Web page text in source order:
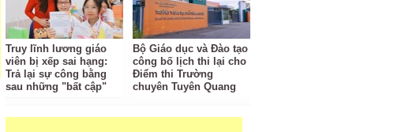
Truy lĩnh lương giáo
viên bị xếp sai hạng:
Trả lại sự công bằng
sau những "bất cập"
Bộ Giáo dục và Đào tạo
công bố lịch thi lại cho
Điểm thi Trường
chuyên Tuyên Quang